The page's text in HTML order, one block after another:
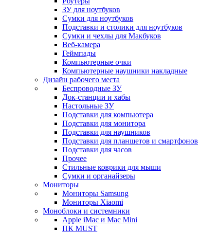
ЗУ для ноутбуков
Сумки для ноутбуков
Подставки и столики для ноутбуков
Сумки и чехлы для Макбуков
Веб-камера
Геймпады
Компьютерные очки
Компьютерные наушники накладные
Дизайн рабочего места
Беспроводные ЗУ
Док-станции и хабы
Настольные ЗУ
Подставки для компьютера
Подставки для монитора
Подставки для наушников
Подставки для планшетов и смартфонов
Подставки для часов
Прочее
Стильные коврики для мыши
Сумки и органайзеры
Мониторы
Мониторы Samsung
Мониторы Xiaomi
Моноблоки и системники
Apple iMac и Mac Mini
ПК MUST